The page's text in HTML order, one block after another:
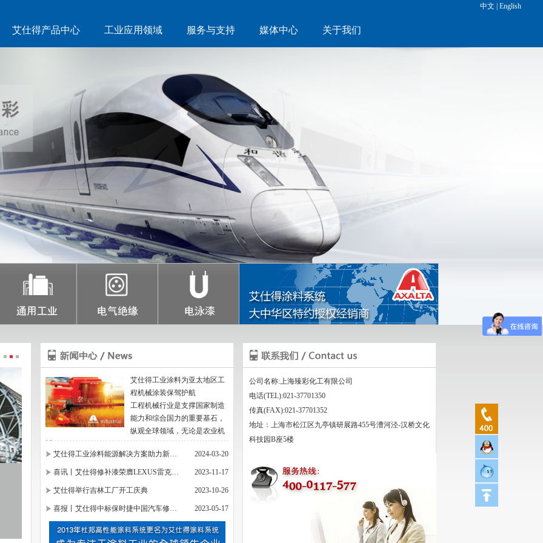
中文 English
艾仕得产品中心 工业应用领域 服务与支持 媒体中心 关于我们
艾仕得工业涂料为亚太地区工
程机械涂装保驾护航
工程机械行业是支撑国家制造
能力和综合国力的重要基石，
纵观全球领域，无论是农业机
械…
2024-03-20
艾仕得工业涂料能源解决方案助力新…
2023-11-17
喜讯丨艾仕得修补漆荣膺LEXUS雷克…
2023-10-26
艾仕得举行吉林工厂开工庆典
2023-05-17
喜报丨艾仕得中标保时捷中国汽车修…
公司名称:上海臻彩化工有限公司
电话(TEL):021-37701350
传真(FAX):021-37701352
地址：上海市松江区九亭镇研展路455号漕河泾-汉桥文化
科技园B座5楼